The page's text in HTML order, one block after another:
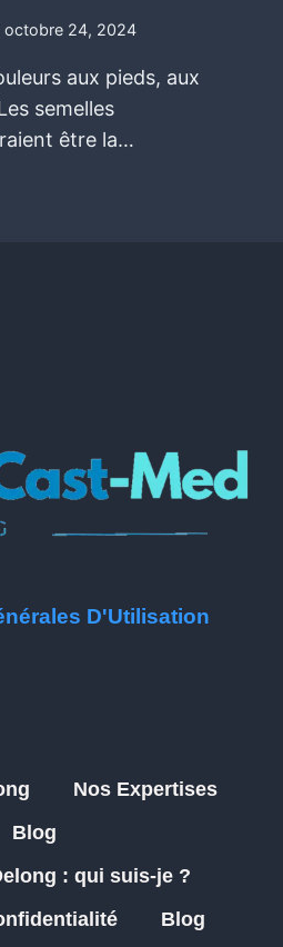
octobre 24, 2024
aux pieds, aux
semelles
être la…
D'Utilisation
Nos Expertises
Blog
: qui suis-je ?
Blog